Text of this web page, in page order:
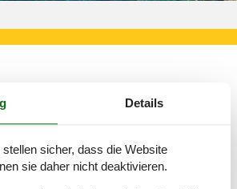
auf dem Programm steht.
als Ausgangspunkt für Ihren Urlaub
wenn es sich darum handelt,
In Sachen Ausflüge, Urlaubserlebnisse
in der Ferienwohnung haben Sie
Details
sicher, dass die Website
sie daher nicht deaktivieren.